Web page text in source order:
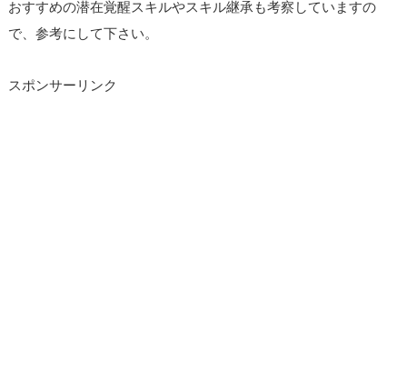
おすすめの潜在覚醒スキルやスキル継承も考察していますの
で、参考にして下さい。
スポンサーリンク